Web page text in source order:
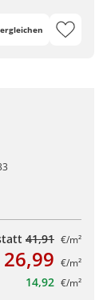
41,91 €/m²
26,99 €/m²
14,92 €/m²